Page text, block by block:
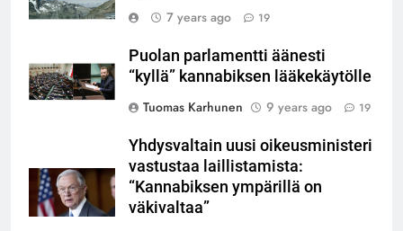
7 years ago
19
Puolan parlamentti äänesti
“kyllä” kannabiksen lääkekäytölle
Tuomas Karhunen
9 years ago 19
Yhdysvaltain uusi oikeusministeri
vastustaa laillistamista:
“Kannabiksen ympärillä on
väkivaltaa”